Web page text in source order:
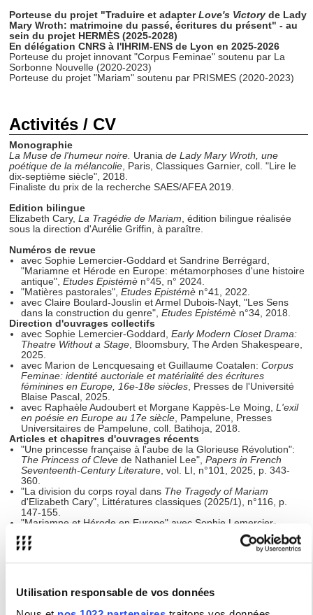
Utilisation responsable de vos données
Porteuse du projet "Traduire et adapter Love's Victory de Lady
Mary Wroth: matrimoine du passé, écritures du présent" - au
sein du projet HERMÈS (2025-2028)
En délégation CNRS à l'IHRIM-ENS de Lyon en 2025-2026
Porteuse du projet innovant "Corpus Feminae" soutenu par La
Sorbonne Nouvelle (2020-2023)
Porteuse du projet "Mariam" soutenu par PRISMES (2020-2023)
Activités / CV
Monographie
La Muse de l'humeur noire. Urania de Lady Mary Wroth, une
poétique de la mélancolie , Paris, Classiques Garnier, coll. "Lire le
dix-septième siècle", 2018.
Finaliste du prix de la recherche SAES/AFEA 2019.
Edition bilingue
Elizabeth Cary, La Tragédie de Mariam , édition bilingue réalisée
sous la direction d'Aurélie Griffin, à paraître.
Numéros de revue
avec Sophie Lemercier-Goddard et Sandrine Berrégard,
"Mariamne et Hérode en Europe: métamorphoses d'une histoire
antique", Etudes Epistémè n°45, n° 2024.
"Matières pastorales", Etudes Epistémè n°41, 2022.
avec Claire Boulard-Jouslin et Armel Dubois-Nayt, "Les Sens
dans la construction du genre", Etudes Epistémè n°34, 2018.
Direction d'ouvrages collectifs
avec Sophie Lemercier-Goddard, Early Modern Closet Drama:
Theatre Without a Stage , Bloomsbury, The Arden Shakespeare,
2025.
avec Marion de Lencquesaing et Guillaume Coatalen: Corpus
Feminae: identité auctoriale et matérialité des écritures
féminines en Europe, 16e-18e siècles , Presses de l'Université
Blaise Pascal, 2025.
avec Raphaèle Audoubert et Morgane Kappès-Le Moing, L'exil
en poésie en Europe au 17e siècle , Pampelune, Presses
Universitaires de Pampelune, coll. Batihoja, 2018.
Articles et chapitres d'ouvrages récents
"Une princesse française à l'aube de la Glorieuse Révolution":
The Princess of Cleve de Nathaniel Lee", Papers in French
Seventeenth-Century Literature, vol. LI, n°101, 2025, p. 343-
360.
"La division du corps royal dans The Tragedy of Mariam
d'Elizabeth Cary", Littératures classiques (2025/1), n°116, p.
147-155.
"Mariamne et Hérode en Europe" avec Sophie Lemercier-
Goddard et Sandrine Berrégard,
, n°45, 2024.
Avec Sophie Lemercier-Goddard, "'Talk you of killing?' Rhetorical
Construction of Tragic Femninity in
, The Tragedy of
Mariam andThe Duchess of Malfi",Actes des congrès de la
Mises en (je)u de Hamlet,
Prince of Denmark, éd. Estelle Rivier-Arnaud, Nanterre, Presses